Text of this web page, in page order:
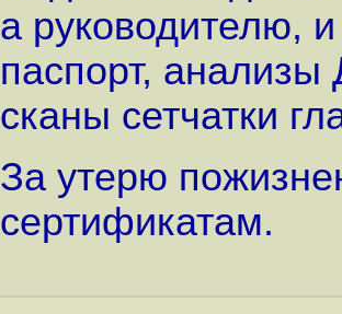
а руководителю,
паспорт,
сканы сетчатки
За утерю
сертификатам.